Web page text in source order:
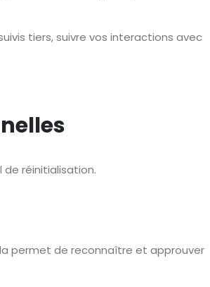
tiers, suivre vos interactions avec
de réinitialisation.
permet de reconnaître et approuver